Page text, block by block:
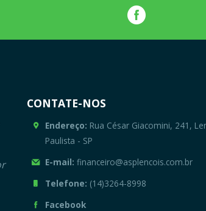
CONTATE-NOS
Endereço: Rua César Giacomini, 241,
Paulista - SP
E-mail: financeiro@asplencois.com.br
Telefone: (14)3264-8998
Facebook